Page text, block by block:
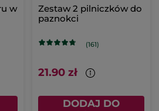
w
Zestaw 2 pilniczków do
paznokci
(161)
21.90 zł
DODAJ DO